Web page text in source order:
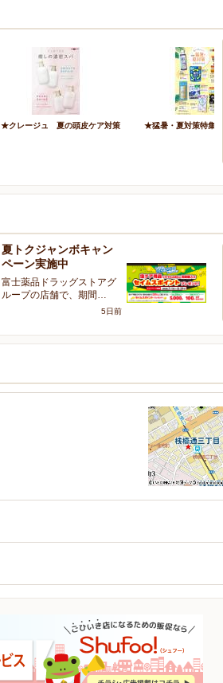
★クレージュ 夏の頭皮ケア対策 ★猛暑・夏対策特集
夏トクジャンボキャン
ペーン実施中
富士薬品ドラッグストアグ
ループの店舗で、期間…
5日前